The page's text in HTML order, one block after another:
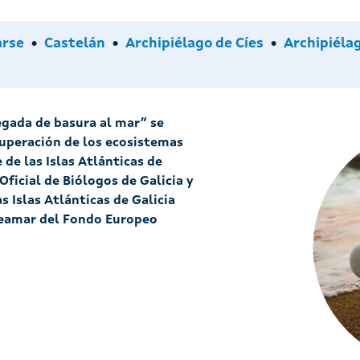
Idiomas
Castelán Archipiélagos
Archipiélago de Cíes
de basura al mar” se
de los ecosistemas
las Islas Atlánticas de
de Biólogos de Galicia y
Islas Atlánticas de Galicia
del Fondo Europeo